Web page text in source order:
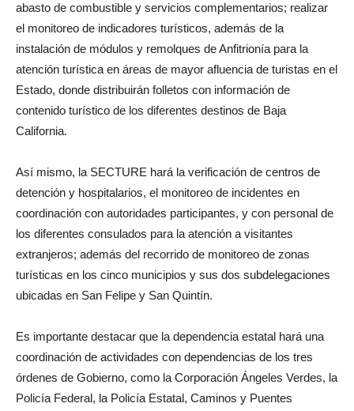
abasto de combustible y servicios complementarios; realizar
el monitoreo de indicadores turísticos, además de la
instalación de módulos y remolques de Anfitrionía para la
atención turística en áreas de mayor afluencia de turistas en el
Estado, donde distribuirán folletos con información de
contenido turístico de los diferentes destinos de Baja
California.
Así mismo, la SECTURE hará la verificación de centros de
detención y hospitalarios, el monitoreo de incidentes en
coordinación con autoridades participantes, y con personal de
los diferentes consulados para la atención a visitantes
extranjeros; además del recorrido de monitoreo de zonas
turísticas en los cinco municipios y sus dos subdelegaciones
ubicadas en San Felipe y San Quintín.
Es importante destacar que la dependencia estatal hará una
coordinación de actividades con dependencias de los tres
órdenes de Gobierno, como la Corporación Ángeles Verdes, la
Policía Federal, la Policía Estatal, Caminos y Puentes